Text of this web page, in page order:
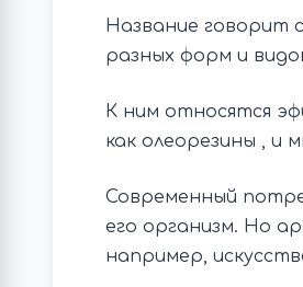
Название говорит
разных форм и
К ним относятся
как олеорезины , и
Современный
его организм. Но
например,